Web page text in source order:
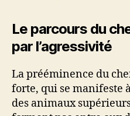
Le parcours du
par l’agressivité
La prééminence du
forte, qui se manifeste
des animaux